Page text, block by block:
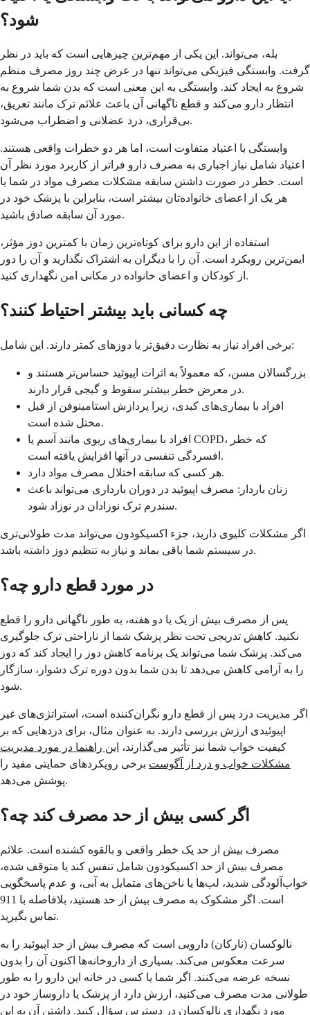
شود؟
بله، می‌تواند. این یکی از مهم‌ترین چیزهایی است که باید در نظر
گرفت. وابستگی فیزیکی می‌تواند تنها در عرض چند روز مصرف منظم
شروع به ایجاد کند. وابستگی به این معنی است که بدن شما شروع به
انتظار دارو می‌کند و قطع ناگهانی آن باعث علائم ترک مانند تعریق،
بی‌قراری، درد عضلانی و اضطراب می‌شود.
وابستگی با اعتیاد متفاوت است، اما هر دو خطرات واقعی هستند.
اعتیاد شامل نیاز اجباری به مصرف دارو فراتر از کاربرد مورد نظر آن
است. خطر در صورت داشتن سابقه مشکلات مصرف مواد در شما یا
هر یک از اعضای خانواده‌تان بیشتر است، بنابراین با پزشک خود در
مورد آن سابقه صادق باشید.
استفاده از این دارو برای کوتاه‌ترین زمان با کمترین دوز مؤثر،
ایمن‌ترین رویکرد است. آن را با دیگران به اشتراک نگذارید و آن را دور
از کودکان و اعضای خانواده در مکانی امن نگهداری کنید.
چه کسانی باید بیشتر احتیاط کنند؟
برخی افراد نیاز به نظارت دقیق‌تر یا دوزهای کمتر دارند. این شامل:
بزرگسالان مسن، که معمولاً به اثرات اپیوئید حساس‌تر هستند و
در معرض خطر بیشتر سقوط و گیجی قرار دارند.
افراد با بیماری‌های کبدی، زیرا پردازش استامینوفن از قبل
مختل شده است.
افراد با بیماری‌های ریوی مانند آسم یا COPD، که خطر
افسردگی تنفسی در آنها افزایش یافته است.
هر کسی که سابقه اختلال مصرف مواد دارد.
زنان باردار: مصرف اپیوئید در دوران بارداری می‌تواند باعث
سندرم ترک نوزادان در نوزاد شود.
اگر مشکلات کلیوی دارید، جزء اکسیکودون می‌تواند مدت طولانی‌تری
در سیستم شما باقی بماند و نیاز به تنظیم دوز داشته باشد.
در مورد قطع دارو چه؟
پس از مصرف بیش از یک یا دو هفته، به طور ناگهانی دارو را قطع
نکنید. کاهش تدریجی تحت نظر پزشک شما از ناراحتی ترک جلوگیری
می‌کند. پزشک شما می‌تواند یک برنامه کاهش دوز را ایجاد کند که دوز
را به آرامی کاهش می‌دهد تا بدن شما بدون دوره ترک دشوار، سازگار
شود.
اگر مدیریت درد پس از قطع دارو نگران‌کننده است، استراتژی‌های غیر
اپیوئیدی ارزش بررسی دارند. به عنوان مثال، برای دردهایی که بر
کیفیت خواب شما نیز تأثیر می‌گذارند، این راهنما در مورد مدیریت
مشکلات خواب و درد از آگوست برخی رویکردهای حمایتی مفید را
پوشش می‌دهد.
اگر کسی بیش از حد مصرف کند چه؟
مصرف بیش از حد یک خطر واقعی و بالقوه کشنده است. علائم
مصرف بیش از حد اکسیکودون شامل تنفس کند یا متوقف شده،
خواب‌آلودگی شدید، لب‌ها یا ناخن‌های متمایل به آبی، و عدم پاسخگویی
است. اگر مشکوک به مصرف بیش از حد هستید، بلافاصله با 911
تماس بگیرید.
نالوکسان (نارکان) دارویی است که مصرف بیش از حد اپیوئید را به
سرعت معکوس می‌کند. بسیاری از داروخانه‌ها اکنون آن را بدون
نسخه عرضه می‌کنند. اگر شما یا کسی در خانه این دارو را به طور
طولانی مدت مصرف می‌کنید، ارزش دارد از پزشک یا داروساز خود در
مورد نگهداری نالوکسان در دسترس سؤال کنید. داشتن آن به این